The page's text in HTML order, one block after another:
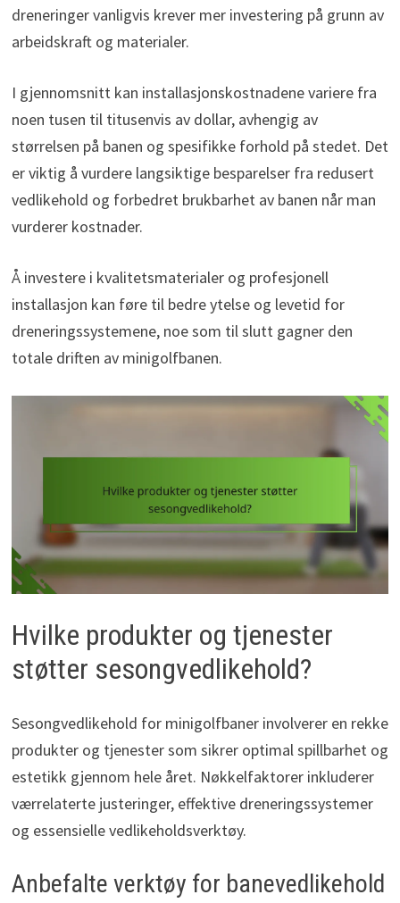
dreneringer vanligvis krever mer investering på grunn av
arbeidskraft og materialer.
I gjennomsnitt kan installasjonskostnadene variere fra
noen tusen til titusenvis av dollar, avhengig av
størrelsen på banen og spesifikke forhold på stedet. Det
er viktig å vurdere langsiktige besparelser fra redusert
vedlikehold og forbedret brukbarhet av banen når man
vurderer kostnader.
Å investere i kvalitetsmaterialer og profesjonell
installasjon kan føre til bedre ytelse og levetid for
dreneringssystemene, noe som til slutt gagner den
totale driften av minigolfbanen.
Hvilke produkter og tjenester
støtter sesongvedlikehold?
Sesongvedlikehold for minigolfbaner involverer en rekke
produkter og tjenester som sikrer optimal spillbarhet og
estetikk gjennom hele året. Nøkkelfaktorer inkluderer
værrelaterte justeringer, effektive dreneringssystemer
og essensielle vedlikeholdsverktøy.
Anbefalte verktøy for banevedlikehold